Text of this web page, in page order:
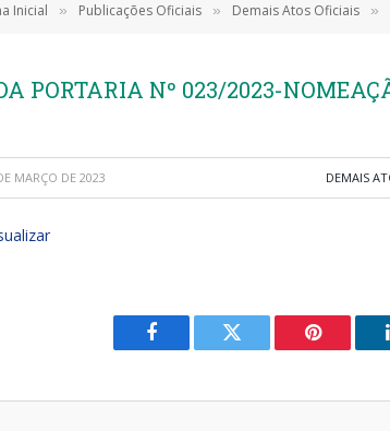
Inicial » Publicações Oficiais » Demais Atos Oficiais »
PORTARIA Nº 023/2023-
MARÇO DE 2023 DEMAIS
Facebook Twitter Pinterest